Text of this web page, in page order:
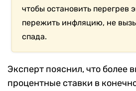
чтобы остановить перегрев
пережить инфляцию, не
спада.
Эксперт пояснил, что более
процентные ставки в